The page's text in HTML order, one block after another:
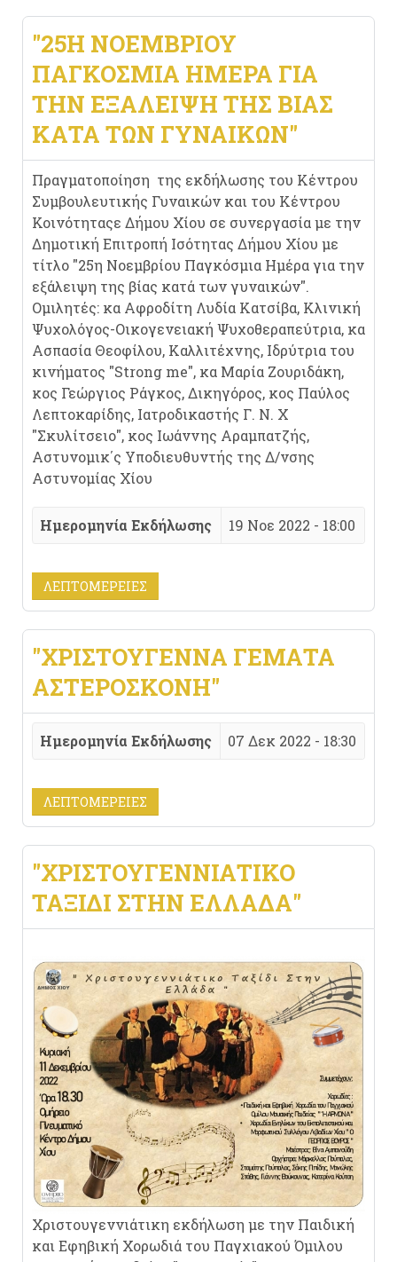
"25Η ΝΟΕΜΒΡΊΟΥ
ΠΑΓΚΌΣΜΙΑ ΗΜΈΡΑ ΓΙΑ
ΤΗΝ ΕΞΆΛΕΙΨΗ ΤΗΣ ΒΊΑΣ
ΚΑΤΆ ΤΩΝ ΓΥΝΑΙΚΏΝ"
Πραγματοποίηση της εκδήλωσης του Κέντρου
Συμβουλευτικής Γυναικών και του Κέντρου
Κοινότηταςε Δήμου Χίου σε συνεργασία με την
Δημοτική Επιτροπή Ισότητας Δήμου Χίου με
τίτλο "25η Νοεμβρίου Παγκόσμια Ημέρα για την
εξάλειψη της βίας κατά των γυναικών".
Ομιλητές: κα Αφροδίτη Λυδία Κατσίβα, Κλινική
Ψυχολόγος-Οικογενειακή Ψυχοθεραπεύτρια, κα
Ασπασία Θεοφίλου, Καλλιτέχνης, Ιδρύτρια του
κινήματος "Strong me", κα Μαρία Ζουριδάκη,
κος Γεώργιος Ράγκος, Δικηγόρος, κος Παύλος
Λεπτοκαρίδης, Ιατροδικαστής Γ. Ν. Χ
"Σκυλίτσειο", κος Ιωάννης Αραμπατζής,
Αστυνομικ΄ς Υποδιευθυντής της Δ/νσης
Αστυνομίας Χίου
Ημερομηνία Εκδήλωσης 19 Νοε 2022 - 18:00
ΛΕΠΤΟΜΈΡΕΙΕΣ
"ΧΡΙΣΤΟΎΓΕΝΝΑ ΓΕΜΆΤΑ
ΑΣΤΕΡΌΣΚΟΝΗ"
Ημερομηνία Εκδήλωσης 07 Δεκ 2022 - 18:30
ΛΕΠΤΟΜΈΡΕΙΕΣ
"ΧΡΙΣΤΟΥΓΕΝΝΙΆΤΙΚΟ
ΤΑΞΊΔΙ ΣΤΗΝ ΕΛΛΆΔΑ"
Χριστουγεννιάτικη εκδήλωση με την Παιδική
και Εφηβική Χορωδιά του Παγχιακού Όμιλου